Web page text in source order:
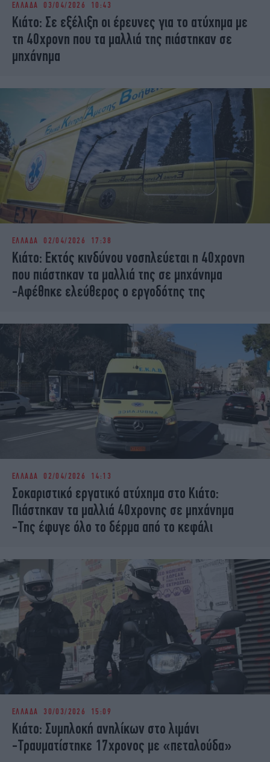
iBOOKS
OSCARS
THE OCEAN
MEDIA
ELAMEFORA
ΕΛΛΑΔΑ 03/04/2026 10:43
Κιάτο: Σε εξέλιξη οι έρευνες για το ατύχημα με
τη 40χρονη που τα μαλλιά της πιάστηκαν σε
μηχάνημα
ΕΛΛΑΔΑ 02/04/2026 17:38
Κιάτο: Εκτός κινδύνου νοσηλεύεται η 40χρονη
που πιάστηκαν τα μαλλιά της σε μηχάνημα
-Αφέθηκε ελεύθερος ο εργοδότης της
ΕΛΛΑΔΑ 02/04/2026 14:13
Σοκαριστικό εργατικό ατύχημα στο Κιάτο:
Πιάστηκαν τα μαλλιά 40χρονης σε μηχάνημα
-Της έφυγε όλο το δέρμα από το κεφάλι
ΕΛΛΑΔΑ 30/03/2026 15:09
Κιάτο: Συμπλοκή ανηλίκων στο λιμάνι
-Τραυματίστηκε 17χρονος με «πεταλούδα»